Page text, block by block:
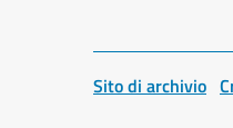
Sito di archivio